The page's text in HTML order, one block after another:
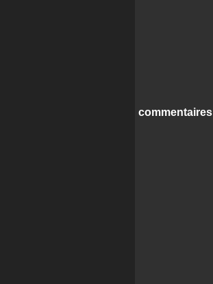
commentaires